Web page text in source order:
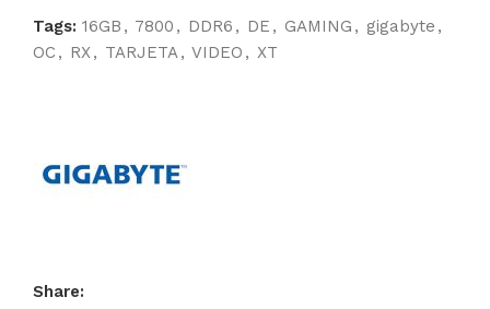
Tags: 16GB , 7800 , DDR6 , DE , GAMING , gigabyte ,
OC , RX, TARJETA, VIDEO , XT
Share: